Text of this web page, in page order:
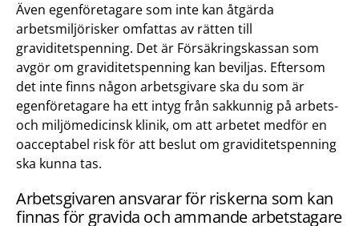
Även egenföretagare som inte kan åtgärda
arbetsmiljörisker omfattas av rätten till
graviditetspenning. Det är Försäkringskassan som
avgör om graviditetspenning kan beviljas. Eftersom
det inte finns någon arbetsgivare ska du som är
egenföretagare ha ett intyg från sakkunnig på arbets-
och miljömedicinsk klinik, om att arbetet medför en
oacceptabel risk för att beslut om graviditetspenning
ska kunna tas.
Arbetsgivaren ansvarar för riskerna som kan
finnas för gravida och ammande arbetstagare